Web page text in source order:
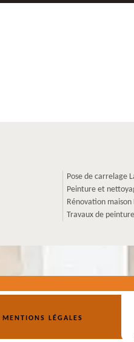
Pose de carrelage
Peinture et
Rénovation maison
Travaux de
MENTIONS LÉGALES